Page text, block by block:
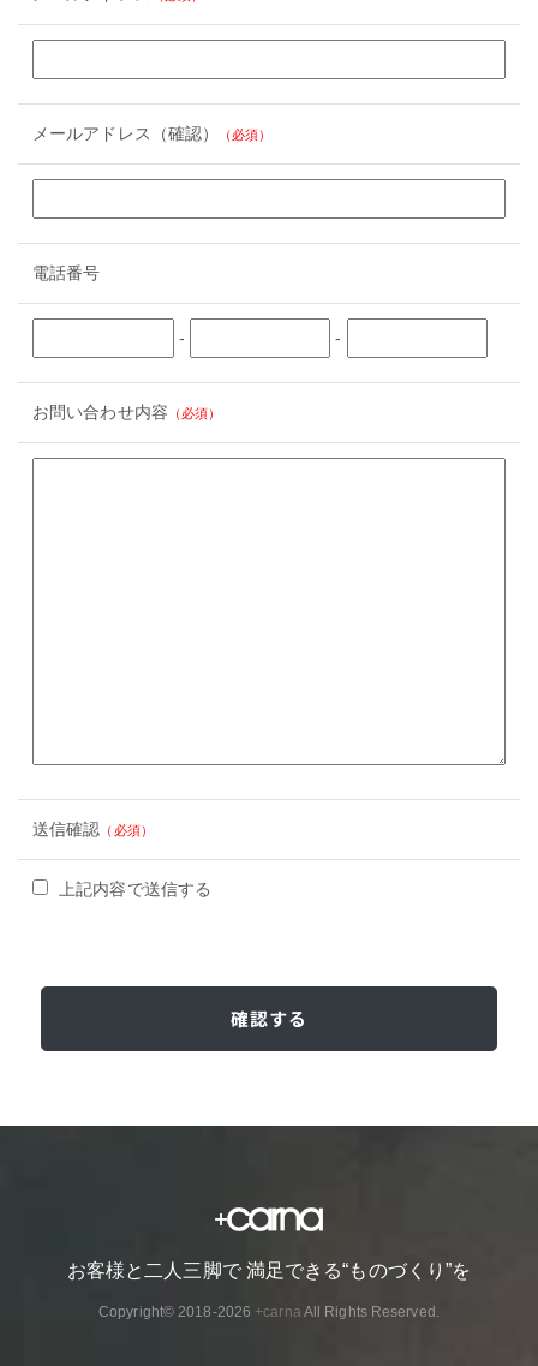
メールアドレス（確認） （必須）
電話番号
- -
お問い合わせ内容 （必須）
送信確認 （必須）
上記内容で送信する
お客様と二人三脚で 満足できる“ものづくり”を
Copyright© 2018-2026 +carnaAll Rights Reserved.